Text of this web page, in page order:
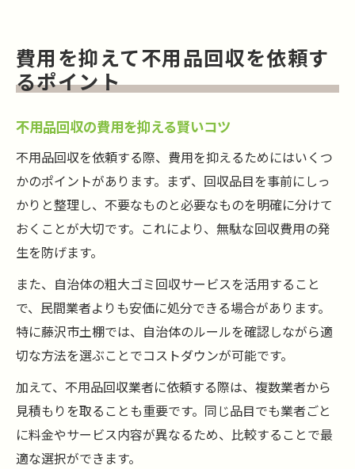
費用を抑えて不用品回収を依頼す
るポイント
不用品回収の費用を抑える賢いコツ
不用品回収を依頼する際、費用を抑えるためにはいくつ
かのポイントがあります。まず、回収品目を事前にしっ
かりと整理し、不要なものと必要なものを明確に分けて
おくことが大切です。これにより、無駄な回収費用の発
生を防げます。
また、自治体の粗大ゴミ回収サービスを活用すること
で、民間業者よりも安価に処分できる場合があります。
特に藤沢市土棚では、自治体のルールを確認しながら適
切な方法を選ぶことでコストダウンが可能です。
加えて、不用品回収業者に依頼する際は、複数業者から
見積もりを取ることも重要です。同じ品目でも業者ごと
に料金やサービス内容が異なるため、比較することで最
適な選択ができます。